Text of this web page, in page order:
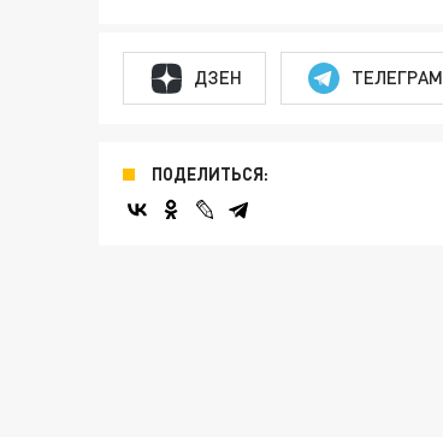
ДЗЕН ТЕЛЕГРАМ
ПОДЕЛИТЬСЯ: